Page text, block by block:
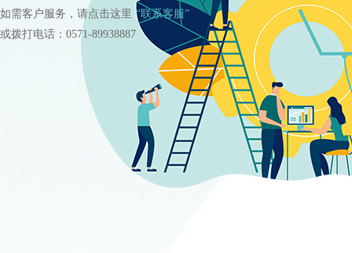
如需客户服务，请点击这里 “联系客服”
或拨打电话：0571-89938887